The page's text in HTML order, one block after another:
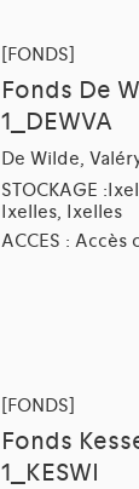
[FONDS]
Fonds De
1_DEWVA
De Wilde,
STOCKAGE
Ixelles, Ixelles
ACCES :
[FONDS]
Fonds
1_KESWI